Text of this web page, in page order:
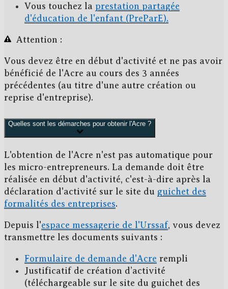
Vous touchez la prestation partagée
d'éducation de l'enfant (PreParE).
Attention :
Vous devez être en début d'activité et ne pas avoir
bénéficié de l'Acre au cours des 3 années
précédentes (au titre d'une autre création ou
reprise d'entreprise).
Quelles sont les démarches pour obtenir l'Acre ?
L'obtention de l'Acre n'est pas automatique pour
les micro-entrepreneurs. La demande doit être
réalisée en début d'activité, c'est-à-dire après la
déclaration d'activité sur le site du guichet des
formalités des entreprises.
Depuis l'espace messagerie de l'Urssaf, vous devez
transmettre les documents suivants :
Formulaire de demande d'Acre rempli
Justificatif de création d’activité
(téléchargeable sur le site du guichet des